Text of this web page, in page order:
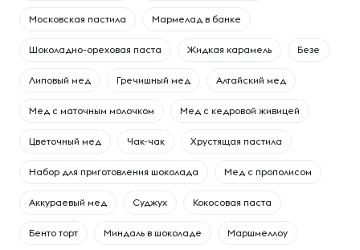
Московская пастила Мармелад в банке
Шоколадно-ореховая паста Жидкая карамель Безе
Липовый мед Гречишный мед Алтайский мед
Мед с маточным молочком Мед с кедровой живицей
Цветочный мед Чак-чак Хрустящая пастила
Набор для приготовления шоколада Мед с прополисом
Аккураевый мед Суджух Кокосовая паста
Бенто торт Миндаль в шоколаде Маршмеллоу